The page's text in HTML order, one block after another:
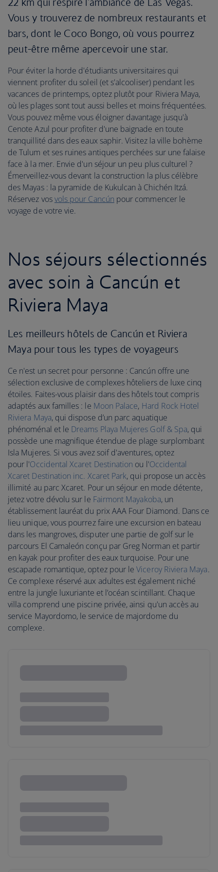
Vous y trouverez de nombreux restaurants et
bars, dont le Coco Bongo, où vous pourrez
peut-être même apercevoir une star.
Pour éviter la horde d'étudiants universitaires qui
viennent profiter du soleil (et s'alcooliser) pendant les
vacances de printemps, optez plutôt pour Riviera Maya,
où les plages sont tout aussi belles et moins fréquentées.
Vous pouvez même vous éloigner davantage jusqu'à
Cenote Azul pour profiter d'une baignade en toute
tranquillité dans des eaux saphir. Visitez la ville bohème
de Tulum et ses ruines antiques perchées sur une falaise
face à la mer. Envie d'un séjour un peu plus culturel ?
Émerveillez-vous devant la construction la plus célèbre
des Mayas : la pyramide de Kukulcan à Chichén Itzá.
Réservez vosvols pour Cancún pour commencer le
voyage de votre vie.
Nos séjours sélectionnés
avec soin à Cancún et
Riviera Maya
Les meilleurs hôtels de Cancún et Riviera
Maya pour tous les types de voyageurs
Ce n'est un secret pour personne : Cancún offre une
sélection exclusive de complexes hôteliers de luxe cinq
étoiles. Faites-vous plaisir dans des hôtels tout compris
adaptés aux familles : le Moon Palace, Hard Rock Hotel
Riviera Maya, qui dispose d’un parc aquatique
phénoménal et le Dreams Playa Mujeres Golf & Spa, qui
possède une magnifique étendue de plage surplombant
Isla Mujeres. Si vous avez soif d'aventures, optez
pour l'Occidental Xcaret Destination ou l'Occidental
Xcaret Destination inc. Xcaret Park, qui propose un accès
illimité au parc Xcaret. Pour un séjour en mode détente,
jetez votre dévolu sur le Fairmont Mayakoba, un
établissement lauréat du prix AAA Four Diamond. Dans ce
lieu unique, vous pourrez faire une excursion en bateau
dans les mangroves, disputer une partie de golf sur le
parcours El Camaleón conçu par Greg Norman et partir
en kayak pour profiter des eaux turquoise. Pour une
escapade romantique, optez pour leViceroy Riviera Maya.
Ce complexe réservé aux adultes est également niché
entre la jungle luxuriante et l’océan scintillant. Chaque
villa comprend une piscine privée, ainsi qu'un accès au
service Mayordomo, le service de majordome du
complexe.